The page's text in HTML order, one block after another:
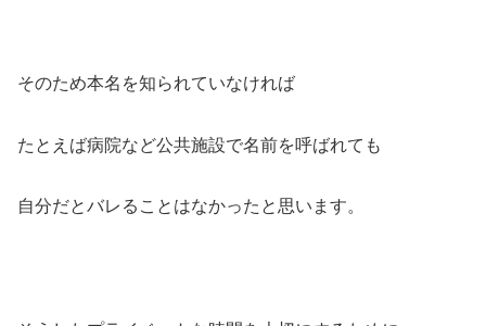
そのため本名を知られていなければ
たとえば病院など公共施設で名前を呼ばれても
自分だとバレることはなかったと思います。